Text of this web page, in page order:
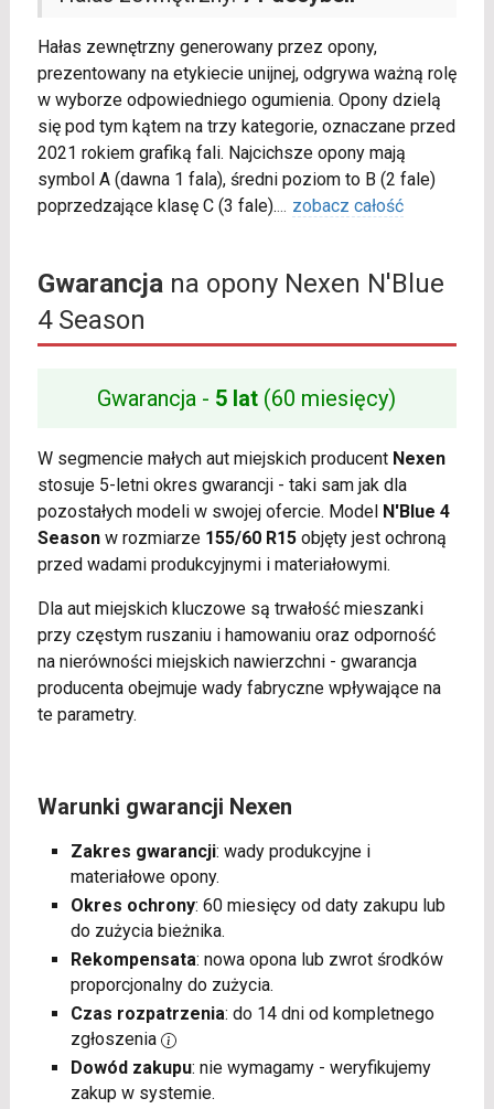
Hałas zewnętrzny generowany przez opony,
prezentowany na etykiecie unijnej, odgrywa ważną rolę
w wyborze odpowiedniego ogumienia. Opony dzielą
się pod tym kątem na trzy kategorie, oznaczane przed
2021 rokiem grafiką fali. Najcichsze opony mają
symbol A (dawna 1 fala), średni poziom to B (2 fale)
poprzedzające klasę C (3 fale).... zobacz całość
Gwarancjana opony Nexen N'Blue
4 Season
Gwarancja - 5 lat (60 miesięcy)
W segmencie małych aut miejskich producent Nexen
stosuje 5-letni okres gwarancji - taki sam jak dla
pozostałych modeli w swojej ofercie. Model N'Blue 4
Seasonw rozmiarze 155/60 R15objęty jest ochroną
przed wadami produkcyjnymi i materiałowymi.
Dla aut miejskich kluczowe są trwałość mieszanki
przy częstym ruszaniu i hamowaniu oraz odporność
na nierówności miejskich nawierzchni - gwarancja
producenta obejmuje wady fabryczne wpływające na
te parametry.
Warunki gwarancji Nexen
Zakres gwarancji: wady produkcyjne i
materiałowe opony.
Okres ochrony: 60 miesięcy od daty zakupu lub
do zużycia bieżnika.
Rekompensata: nowa opona lub zwrot środków
proporcjonalny do zużycia.
Czas rozpatrzenia: do 14 dni od kompletnego
zgłoszenia
Dowód zakupu: nie wymagamy - weryfikujemy
zakup w systemie.